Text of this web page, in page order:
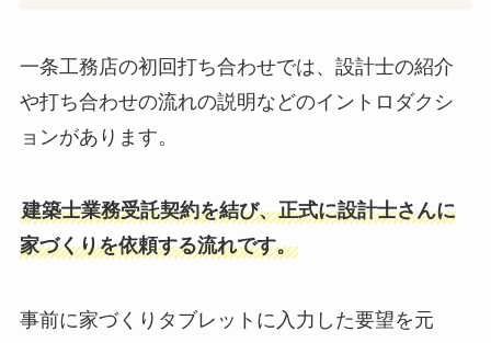
一条工務店の初回打ち合わせでは、設計士の紹介
や打ち合わせの流れの説明などのイントロダクシ
ョンがあります。
建築士業務受託契約を結び、正式に設計士さんに
家づくりを依頼する流れです。
事前に家づくりタブレットに入力した要望を元